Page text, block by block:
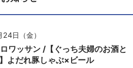
日（金）
ワッサン /【ぐっち夫婦のお酒と
よだれ豚しゃぶ×ビール